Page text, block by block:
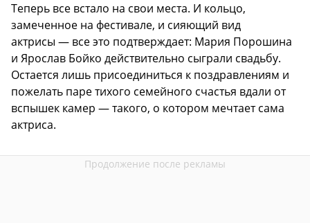
Теперь все встало на свои места. И кольцо,
замеченное на фестивале, и сияющий вид
актрисы — все это подтверждает: Мария Порошина
и Ярослав Бойко действительно сыграли свадьбу.
Остается лишь присоединиться к поздравлениям и
пожелать паре тихого семейного счастья вдали от
вспышек камер — такого, о котором мечтает сама
актриса.